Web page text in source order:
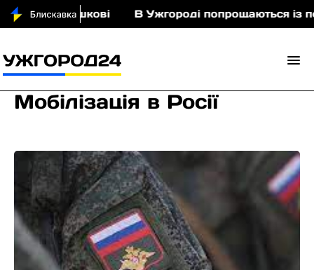
В Ужгороді попрощаються із
Мобілізація в Росії